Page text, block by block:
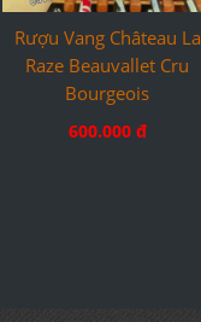
Rượu Vang Château La
Raze Beauvallet Cru
Bourgeois
600.000 đ